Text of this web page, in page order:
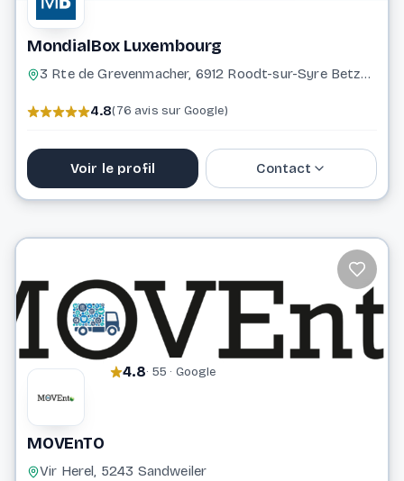
MondialBox Luxembourg
3 Rte de Grevenmacher, 6912 Roodt-sur-Syre Betzdorf
4.8(76 avis sur Google)
Voir le profil Contact
Website
4.8· 55 · Google
MOVEnTO
Vir Herel, 5243 Sandweiler